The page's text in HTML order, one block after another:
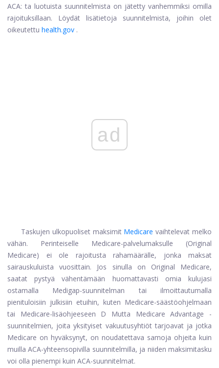
ACA: ta luotuista suunnitelmista on jätetty vanhemmiksi omilla
rajoituksillaan. Löydät lisätietoja suunnitelmista, joihin olet
oikeutettu health.gov .
ad
Taskujen ulkopuoliset maksimit Medicare vaihtelevat melko
vähän. Perinteiselle Medicare-palvelumaksulle (Original
Medicare) ei ole rajoitusta rahamäärälle, jonka maksat
sairauskuluista vuosittain. Jos sinulla on Original Medicare,
saatat pystyä vähentämään huomattavasti omia kulujasi
ostamalla Medigap-suunnitelman tai ilmoittautumalla
pienituloisiin julkisiin etuihin, kuten Medicare-säästöohjelmaan
tai Medicare-lisäohjeeseen D Mutta Medicare Advantage -
suunnitelmien, joita yksityiset vakuutusyhtiöt tarjoavat ja jotka
Medicare on hyväksynyt, on noudatettava samoja ohjeita kuin
muilla ACA-yhteensopivilla suunnitelmilla, ja niiden maksimitasku
voi olla pienempi kuin ACA-suunnitelmat.